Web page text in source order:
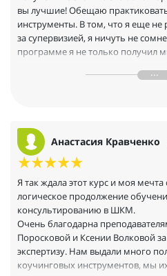
вы лучшие! Обещаю
инструменты. В том, что я еще не
за супервизией, я ничуть не
программе я не только получил
Очень доволен, что попал
школе! Обязательно вернусь к
Анастасия Кравченко
Я так ждала этот курс и моя
логическое продолжение
консультированию в ШКМ.
Очень благодарна
Поросковой и Ксении Волковой
экспертизу. Нам выдали много
коучинговых инструментов, мы